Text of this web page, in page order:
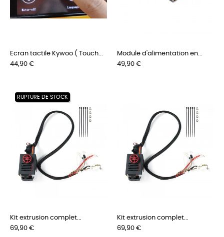
Ecran tactile Kywoo ( Touch...
Prix
44,90 €
Module d'alimentation en...
Prix
49,90 €
RUPTURE DE STOCK
Kit extrusion complet...
Prix
69,90 €
Kit extrusion complet...
Prix
69,90 €